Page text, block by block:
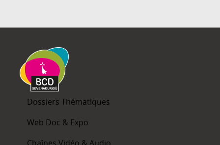
Dossiers Thématiques
Web Doc & Expo